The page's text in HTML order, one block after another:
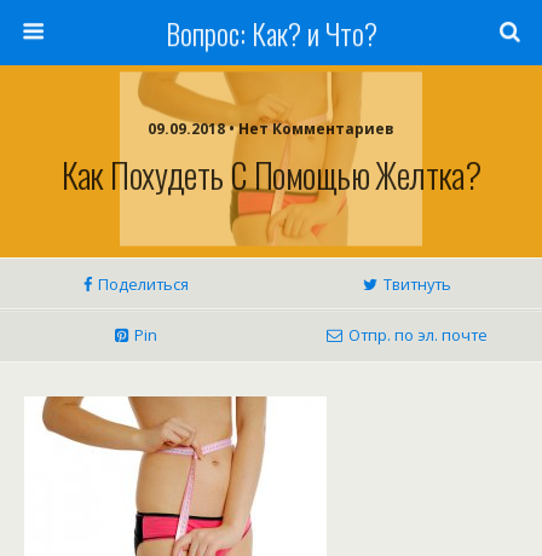
Вопрос: Как? и Что?
09.09.2018 • Нет Комментариев
Как Похудеть С Помощью Желтка?
Поделиться Твитнуть
Pin Отпр. по эл. почте